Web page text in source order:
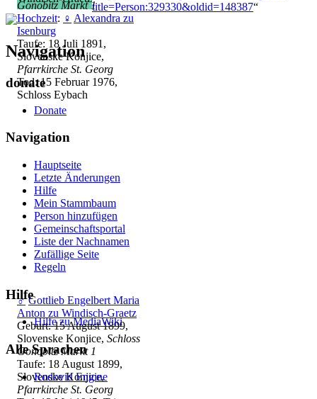
Gonobitz Markt 1
Hochzeit: ♀ Alexandra zu
Isenburg
Taufe: 18 Juli 1891,
Slovenske Konjice,
Pfarrkirche St. Georg
Tod: 15 Februar 1976,
Schloss Eybach
♂ Gottlieb Engelbert Maria
Anton zu Windisch-Graetz
Geburt: 15 August 1899,
Slovenske Konjice, Schloss
Gonobitz Markt 1
Taufe: 18 August 1899,
Slovenske Konjice,
Pfarrkirche St. Georg
title=Person:329330&oldid=148387“
Navigation
donate
Donate
Navigation
Hauptseite
Letzte Änderungen
Hilfe
Mein Stammbaum
Person hinzufügen
Gemeinschafts­portal
Liste der Nachnamen
Zufällige Seite
Regeln
Hilfe
Hilfe zu MediaWiki
Alle Sprachen
Rodovid Engine